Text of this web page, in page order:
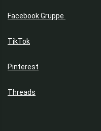
Facebook Gruppe
TikTok
Pinterest
Threads